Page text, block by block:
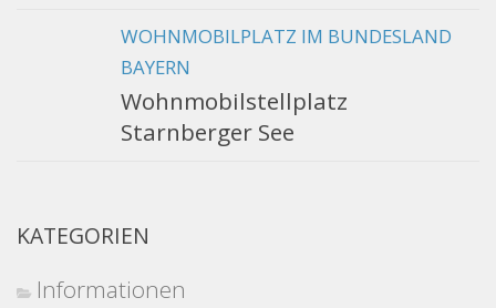
WOHNMOBILPLATZ IM BUNDESLAND
BAYERN
Wohnmobilstellplatz
Starnberger See
KATEGORIEN
Informationen